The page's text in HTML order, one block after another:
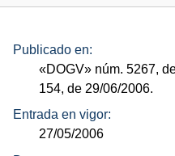
Publicado en:
«DOGV» núm. 5267,
154, de 29/06/2006.
Entrada en vigor:
27/05/2006